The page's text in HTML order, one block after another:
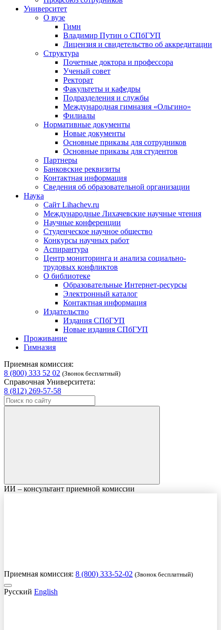
Университет
О вузе
Гимн
Владимир Путин о СПбГУП
Лицензия и свидетельство об аккредитации
Структура
Почетные доктора и профессора
Ученый совет
Ректорат
Факультеты и кафедры
Подразделения и службы
Международная гимназия «Ольгино»
Филиалы
Нормативные документы
Новые документы
Основные приказы для сотрудников
Основные приказы для студентов
Партнеры
Банковские реквизиты
Контактная информация
Сведения об образовательной организации
Наука
Сайт Lihachev.ru
Международные Лихачевские научные чтения
Научные конференции
Студенческое научное общество
Конкурсы научных работ
Аспирантура
Центр мониторинга и анализа социально-
трудовых конфликтов
О библиотеке
Образовательные Интернет-ресурсы
Электронный каталог
Контактная информация
Издательство
Издания СПбГУП
Новые издания СПбГУП
Проживание
Гимназия
Приемная комиссия:
8 (800) 333 52 02 (Звонок бесплатный)
Справочная Университета:
8 (812) 269-57-58
ИИ – консультант приемной комиссии
Приемная комиссия: 8 (800) 333-52-02 (Звонок бесплатный)
Русский English